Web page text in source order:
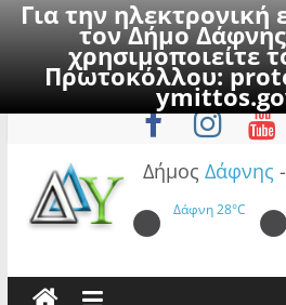
Για την ηλεκτρονική
τον Δήμο
χρησιμοποιείτε
Πρωτοκόλλου:
to
Σάββατο, 8
Δήμος Δάφνης -
Δάφνη28°C